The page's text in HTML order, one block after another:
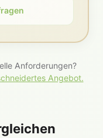
Anforderungen?
Angebot.